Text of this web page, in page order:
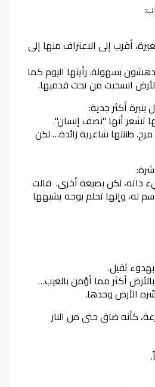
أقرب إلى الاعتراف منها إلى
بسهولة. رأيتها اليوم كما
انسحبت من تحت قدميها.
أكثر جدية:
تشعر أنها "نصف إنسان".
ظننتها شاعرية زائدة… لكن
لكن بصيغة أخرى. قالت
له، وإنها تحلم بوجه يشبهها
ثقيل.
أكثر مما أؤمن بالغيب…
الأرض وحدها.
كأنه ضاق حتى من النار